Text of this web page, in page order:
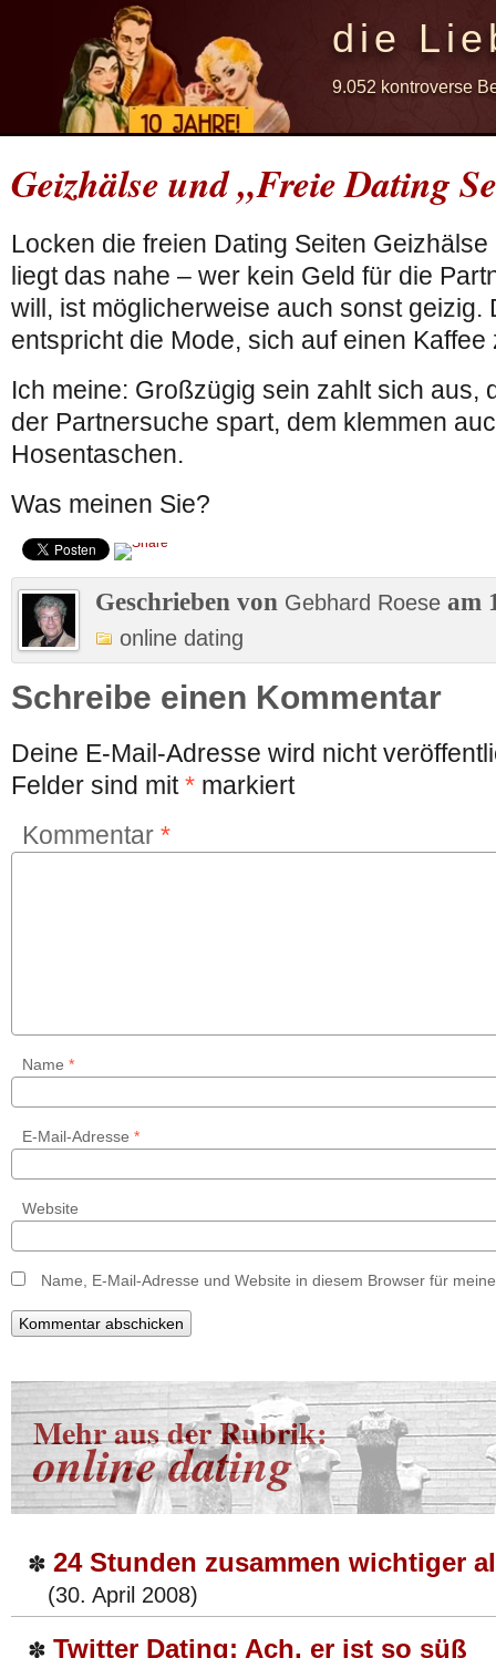
die
9.052 kontroverse
Geizhälse und „Freie Dating
Locken die freien Dating Seiten
liegt das nahe – wer kein Geld für die
will, ist möglicherweise auch sonst geizig.
entspricht die Mode, sich auf einen
Ich meine: Großzügig sein zahlt sich aus,
der Partnersuche spart, dem klemmen
Hosentaschen.
Was meinen Sie?
Geschrieben von Gebhard Roese am
online dating
Schreibe einen Kommentar
Deine E-Mail-Adresse wird nicht
Felder sind mit* markiert
Kommentar *
Name *
E-Mail-Adresse *
Website
Name, E-Mail-Adresse und Website in diesem Browser für
Mehr aus der Rubrik:
online dating
✽ 24 Stunden zusammen wichtiger
(30. April 2008)
✽ Twitter Dating: Ach, er ist so süß